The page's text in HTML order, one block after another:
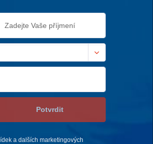
Potvrdit
a dalších marketingových